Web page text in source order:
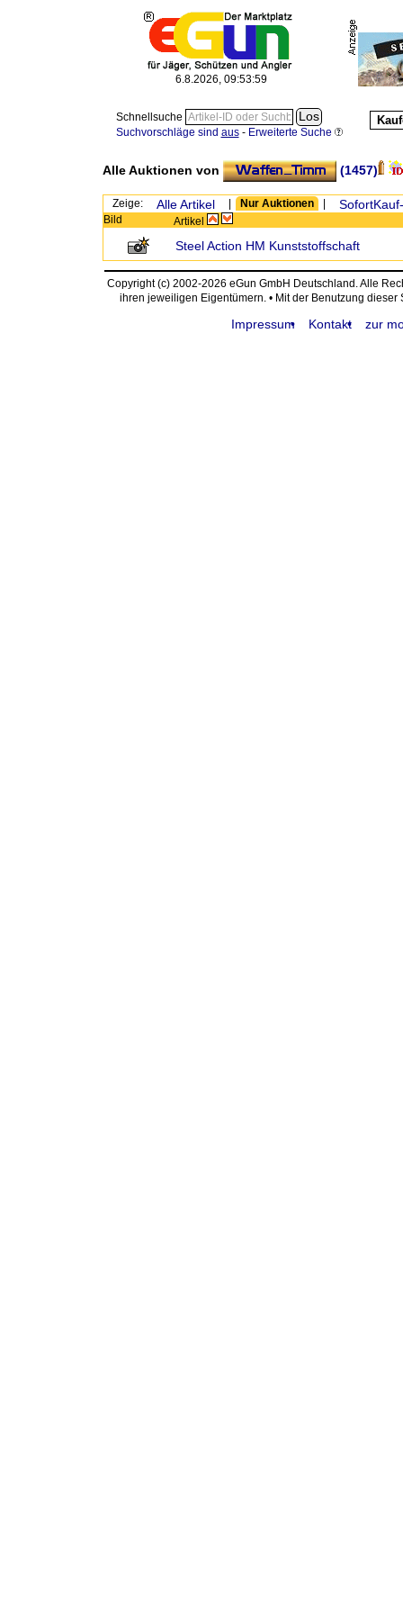
6.8.2026, 09:53:59
Schnellsuche
Suchvorschläge sind aus- Erweiterte Suche
Alle Auktionen von (1457)
Zeige: Alle Artikel Nur Auktionen
Bild Artikel
Steel Action HM Kunststoffschaft
Copyright (c) 2002-2026 eGun GmbH Deutschland. Alle
ihren jeweiligen Eigentümern. • Mit der Benutzung
Impressum Kontakt zur